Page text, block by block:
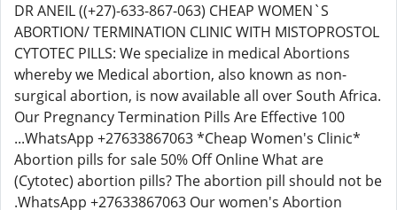
DR ANEIL ((+27)-633-867-063) CHEAP WOMEN`S
ABORTION/ TERMINATION CLINIC WITH MISTOPROSTOL
CYTOTEC PILLS: We specialize in medical Abortions
whereby we Medical abortion, also known as non-
surgical abortion, is now available all over South Africa.
Our Pregnancy Termination Pills Are Effective 100
...WhatsApp +27633867063 *Cheap Women's Clinic*
Abortion pills for sale 50% Off Online What are
(Cytotec) abortion pills? The abortion pill should not be
.WhatsApp +27633867063 Our women's Abortion